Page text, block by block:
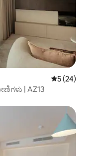
5 ರಲ್ಲಿ 5
5 (24)
| AZ13